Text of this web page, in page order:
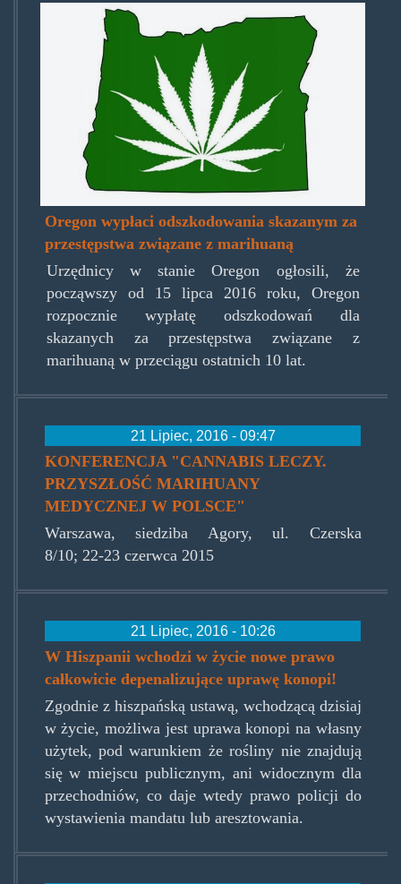
oregon-
marijuana-
onsale-
early.jpg
Oregon wypłaci odszkodowania skazanym za
przestępstwa związane z marihuaną
Urzędnicy w stanie Oregon ogłosili, że
począwszy od 15 lipca 2016 roku, Oregon
rozpocznie wypłatę odszkodowań dla
skazanych za przestępstwa związane z
marihuaną w przeciągu ostatnich 10 lat.
21 Lipiec, 2016 - 09:47
KONFERENCJA "CANNABIS LECZY.
PRZYSZŁOŚĆ MARIHUANY
MEDYCZNEJ W POLSCE"
Warszawa, siedziba Agory, ul. Czerska
8/10; 22-23 czerwca 2015
21 Lipiec, 2016 - 10:26
W Hiszpanii wchodzi w życie nowe prawo
całkowicie depenalizujące uprawę konopi!
Zgodnie z hiszpańską ustawą, wchodzącą dzisiaj
w życie, możliwa jest uprawa konopi na własny
użytek, pod warunkiem że rośliny nie znajdują
się w miejscu publicznym, ani widocznym dla
przechodniów, co daje wtedy prawo policji do
wystawienia mandatu lub aresztowania.